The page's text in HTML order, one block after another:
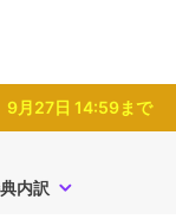
9月27日 14:59まで
内訳